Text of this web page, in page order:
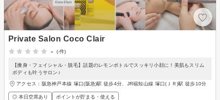
Private Salon Coco Clair
-
(-件)
【痩身・フェイシャル・脱毛】話題のレモンボトルでスッキリ小顔に！美肌もスリム
ボディも叶うサロン♪
アクセス：阪急神戸本線 塚口(阪急)駅 徒歩4分、JR福知山線 塚口(ＪＲ)駅 徒歩10分
◎ 本日空席あり ポイントが貯まる・使える